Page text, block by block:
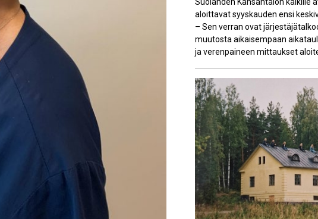
Suolahden Kansantalon kaikille
aloittavat syyskauden ensi
– Sen verran ovat
muutosta aikaisempaan
ja verenpaineen mittaukset